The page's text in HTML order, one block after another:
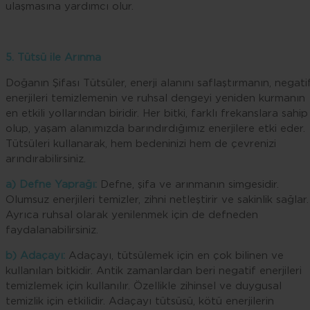
ulaşmasına yardımcı olur.
5. Tütsü ile Arınma
Doğanın Şifası Tütsüler, enerji alanını saflaştırmanın,
enerjileri temizlemenin ve ruhsal dengeyi yeniden kurmanın
en etkili yollarından biridir. Her bitki, farklı frekanslara sahip
olup, yaşam alanımızda barındırdığımız enerjilere etki eder.
Tütsüleri kullanarak, hem bedeninizi hem de çevrenizi
arındırabilirsiniz.
a) Defne Yaprağı: Defne, şifa ve arınmanın simgesidir.
Olumsuz enerjileri temizler, zihni netleştirir ve sakinlik sağlar.
Ayrıca ruhsal olarak yenilenmek için de defneden
faydalanabilirsiniz.
b) Adaçayı: Adaçayı, tütsülemek için en çok bilinen ve
kullanılan bitkidir. Antik zamanlardan beri negatif enerjileri
temizlemek için kullanılır. Özellikle zihinsel ve duygusal
temizlik için etkilidir. Adaçayı tütsüsü, kötü enerjilerin